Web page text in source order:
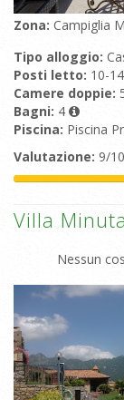
Zona: Campiglia
Tipo alloggio:
Posti letto: 10-14
Camere doppie:
Bagni: 4
Piscina: Piscina
Valutazione: 9/
Villa Minuta
Nessun